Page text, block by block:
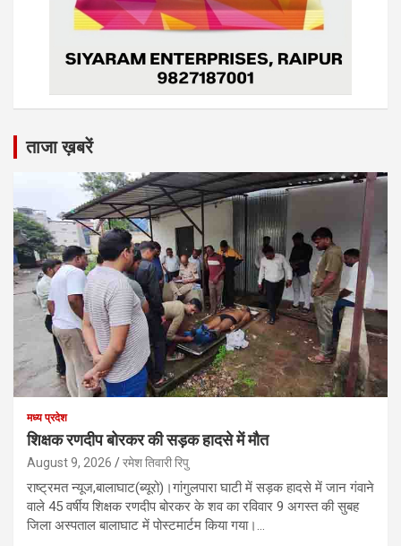
ताजा ख़बरें
मध्य प्रदेश
शिक्षक रणदीप बोरकर की सड़क हादसे में मौत
August 9, 2026 रमेश तिवारी रिपु
राष्ट्रमत न्यूज,बालाघाट(ब्यूरो)।गांगुलपारा घाटी में सड़क हादसे में जान गंवाने
वाले 45 वर्षीय शिक्षक रणदीप बोरकर के शव का रविवार 9 अगस्त की सुबह
जिला अस्पताल बालाघाट में पोस्टमार्टम किया गया।…